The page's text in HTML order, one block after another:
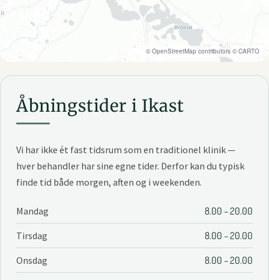
© OpenStreetMap contributors © CARTO
Åbningstider i Ikast
Vi har ikke ét fast tidsrum som en traditionel klinik —
hver behandler har sine egne tider. Derfor kan du typisk
finde tid både morgen, aften og i weekenden.
Mandag 8.00 – 20.00
Tirsdag 8.00 – 20.00
Onsdag 8.00 – 20.00